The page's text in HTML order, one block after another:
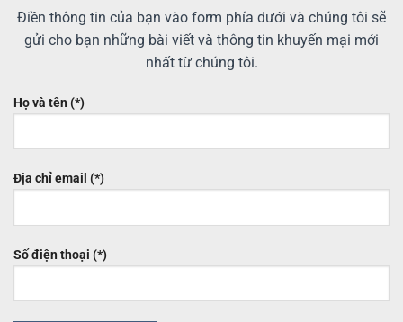
Điền thông tin của bạn vào form phía dưới và chúng tôi sẽ
gửi cho bạn những bài viết và thông tin khuyến mại mới
nhất từ chúng tôi.
Họ và tên (*)
Địa chỉ email (*)
Số điện thoại (*)